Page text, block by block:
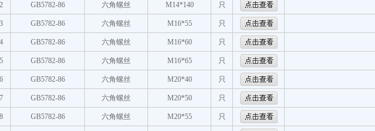
GB5782-86 六角螺丝 M14*140 只
GB5782-86 六角螺丝 M16*55 只
GB5782-86 六角螺丝 M16*60 只
GB5782-86 六角螺丝 M16*65 只
GB5782-86 六角螺丝 M20*40 只
GB5782-86 六角螺丝 M20*50 只
GB5782-86 六角螺丝 M20*55 只